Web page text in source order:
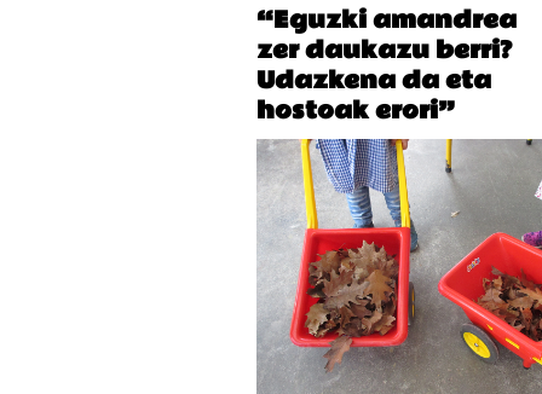
“Eguzki amandrea
zer daukazu berri?
Udazkena da eta
hostoak erori”